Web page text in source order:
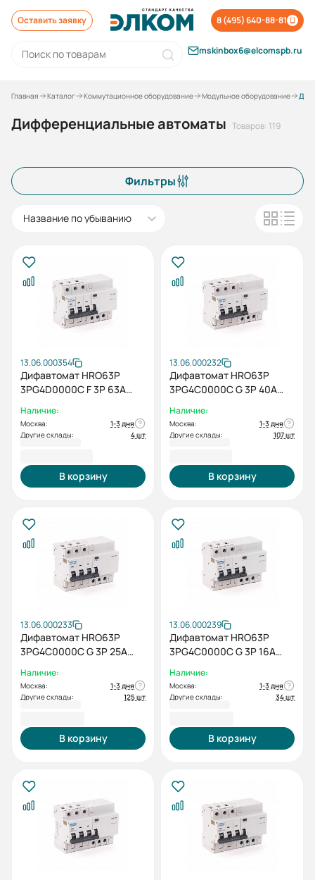
Оставить заявку 8 (495) 640-88-81
mskinbox6@elcomspb.ru
Главная Каталог Коммутационное оборудование Модульное оборудование
Дифференциальные автоматы Товаров: 119
Фильтры
Название по убыванию
13.06.000354
Дифавтомат HRO63P
3PG4D0000C F 3P 63А
Наличие:
Москва:
1-3 дня
Другие склады:
4 шт
В корзину
13.06.000232
Дифавтомат HRO63P
3PG4C0000C G 3P 40A
Наличие:
Москва:
1-3 дня
Другие склады:
107 шт
В корзину
13.06.000233
Дифавтомат HRO63P
3PG4C0000C G 3P 25A
Наличие:
Москва:
1-3 дня
Другие склады:
125 шт
В корзину
13.06.000239
Дифавтомат HRO63P
3PG4C0000C G 3P 16A
Наличие:
Москва:
1-3 дня
Другие склады:
34 шт
В корзину